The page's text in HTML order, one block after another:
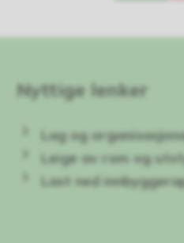
Nyttige lenker
Lag og
Leige av rom og
Last ned